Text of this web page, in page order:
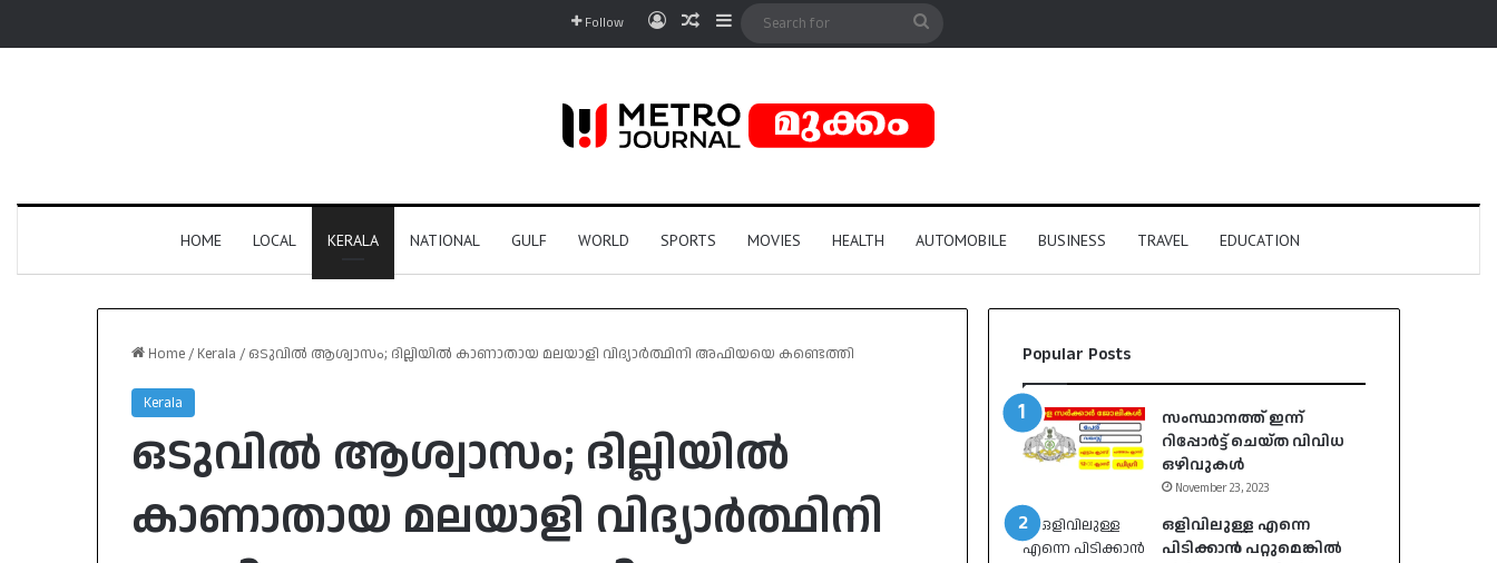
Follow Log InRandom Article
Sidebar
Search
HOME LOCAL KERALA NATIONAL GULF WORLD SPORTS MOVIES HEALTH AUTOMOBILE BUSINESS TRAVEL EDUCATION
Home/ Kerala / ഒടുവിൽ ആശ്വാസം; ദില്ലിയിൽ കാണാതായ മലയാളി വിദ്യാർത്ഥിനി അഫിയയെ കണ്ടെത്തി
Kerala
ഒടുവിൽ ആശ്വാസം; ദില്ലിയിൽ
കാണാതായ മലയാളി വിദ്യാർത്ഥിനി
Popular Posts
സംസ്ഥാനത്ത് ഇന്ന്
റിപ്പോർട്ട് ചെയ്ത വിവിധ
ഒഴിവുകൾ
November 23, 2023
ഒളിവിലുള്ള എന്നെ
പിടിക്കാൻ പറ്റുമെങ്കിൽ